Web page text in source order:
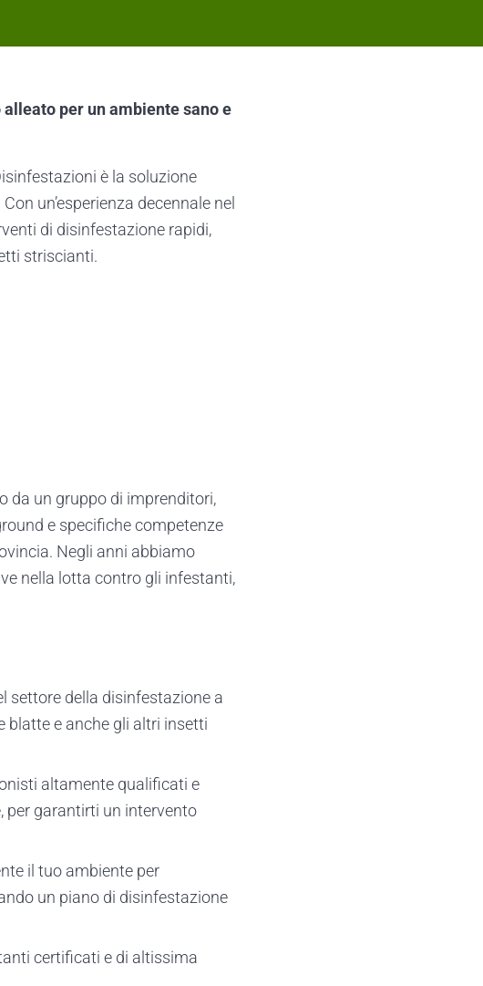
per un ambiente sano e
è la soluzione
un’esperienza decennale nel
di disinfestazione rapidi,
striscianti.
da un gruppo di imprenditori,
e specifiche competenze
Negli anni abbiamo
nella lotta contro gli infestanti,
settore della disinfestazione a
blatte e anche gli altri insetti
altamente qualificati e
per garantirti un intervento
il tuo ambiente per
un piano di disinfestazione
certificati e di altissima